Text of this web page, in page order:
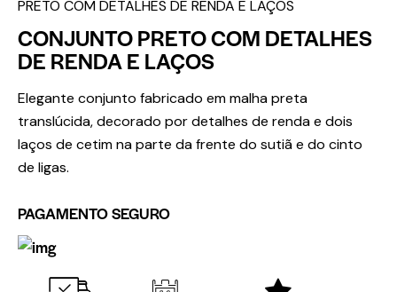
PRETO COM DETALHES DE RENDA E LAÇOS
CONJUNTO PRETO COM DETALHES
DE RENDA E LAÇOS
Elegante conjunto fabricado em malha preta
translúcida, decorado por detalhes de renda e dois
laços de cetim na parte da frente do sutiã e do cinto
de ligas.
PAGAMENTO SEGURO